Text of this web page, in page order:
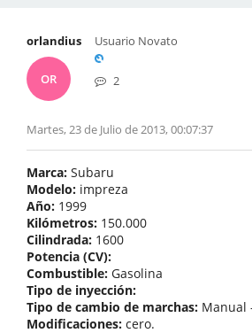
orlandius
OR
Usuario Novato
2
Martes, 23 de Julio de 2013, 00:07:37
Marca: Subaru
Modelo: impreza
Año: 1999
Kilómetros: 150.000
Cilindrada: 1600
Potencia (CV):
Combustible: Gasolina
Tipo de inyección:
Tipo de cambio de marchas: Manual
Modificaciones: cero.